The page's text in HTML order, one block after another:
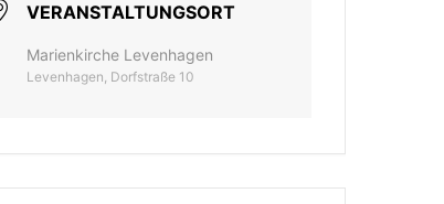
VERANSTALTUNGSORT
Marienkirche Levenhagen
Levenhagen, Dorfstraße 10